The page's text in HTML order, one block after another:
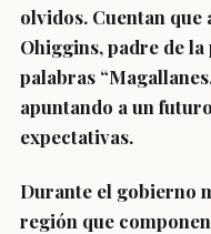
olvidos. Cuentan
Ohiggins, padre de
palabras
apuntando a un
expectativas.
Durante el gobierno
región que